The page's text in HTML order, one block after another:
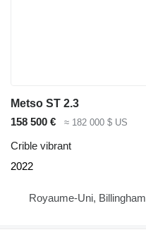
Metso ST 2.3
158 500 €
≈ 182 000 $ US
Crible vibrant
2022
Royaume-Uni, Billingham